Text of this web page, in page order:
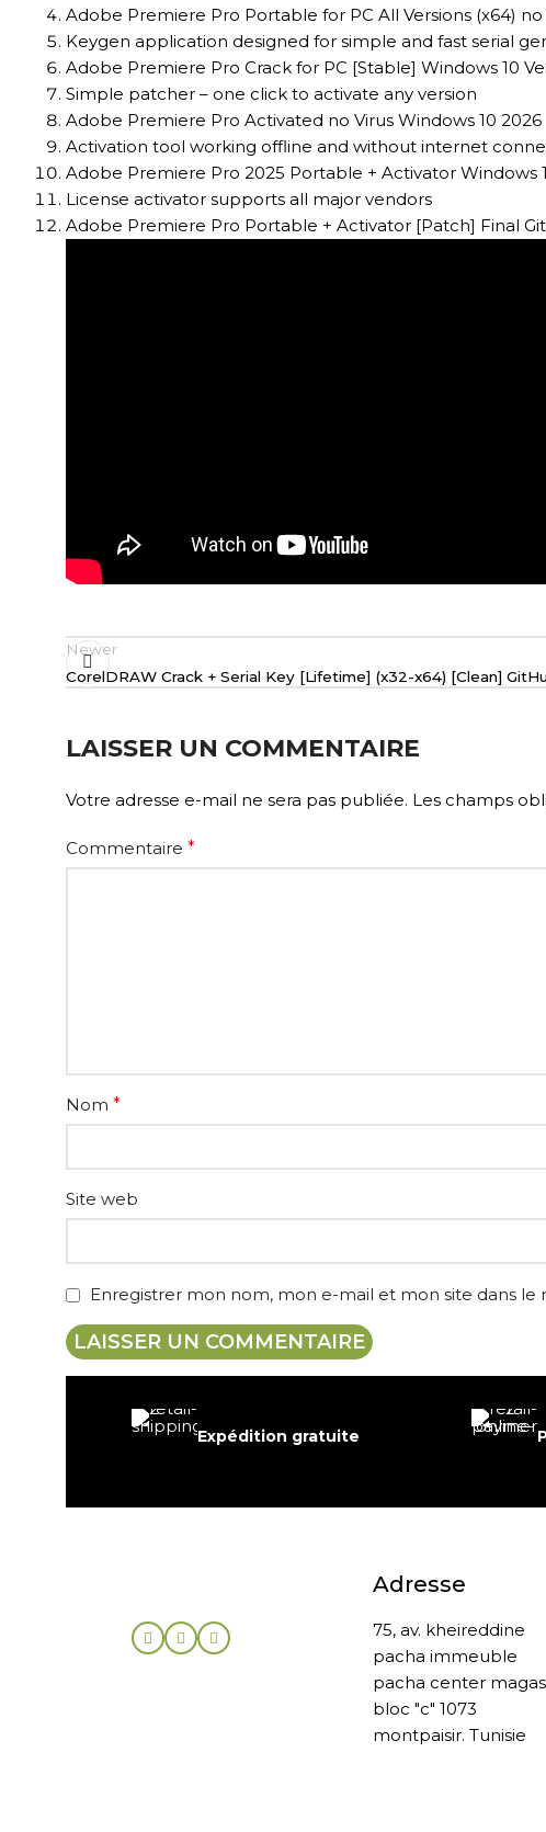
Adobe Premiere Pro Portable for PC All Versions (x64)
Keygen application designed for simple and fast serial
Adobe Premiere Pro Crack for PC [Stable] Windows 10
Simple patcher – one click to activate any version
Adobe Premiere Pro Activated no Virus Windows 10 2026
Activation tool working offline and without internet
Adobe Premiere Pro 2025 Portable + Activator Windows
License activator supports all major vendors
Adobe Premiere Pro Portable + Activator [Patch] Final
Newer
CorelDRAW Crack + Serial Key [Lifetime] (x32-x64) [Clean]
LAISSER UN COMMENTAIRE
Votre adresse e-mail ne sera pas publiée. Les champs
Commentaire *
Nom *
Site web
Enregistrer mon nom, mon e-mail et mon site dans
Expédition gratuite
Adresse
75, av. kheireddine
pacha immeuble
pacha center
bloc "c" 1073
montpaisir. Tunisie